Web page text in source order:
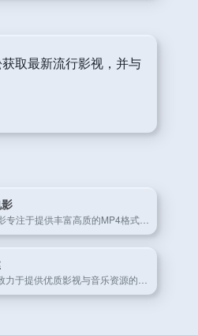
取最新流行影视，并与